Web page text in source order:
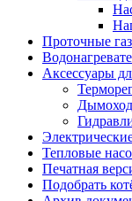
Проточные
Аксессуары
Тепловые
Печатная
Подобрать